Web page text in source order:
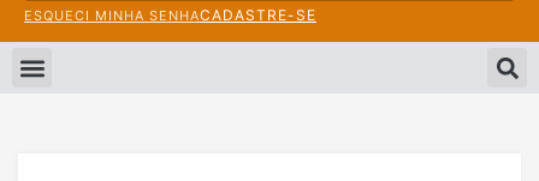
ESQUECI MINHA SENHACADASTRE-SE